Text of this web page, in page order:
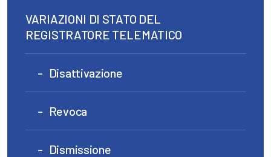
VARIAZIONI DI STATO DEL
REGISTRATORE TELEMATICO
Disattivazione
Revoca
Dismissione